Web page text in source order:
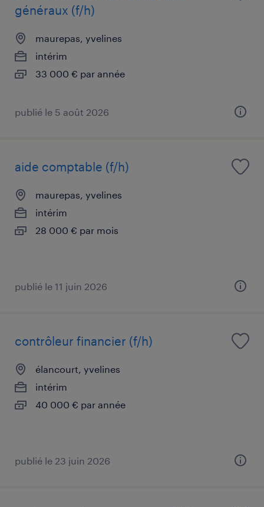
généraux (f/h)
maurepas, yvelines
intérim
33 000 € par année
publié le 5 août 2026
aide comptable (f/h)
maurepas, yvelines
intérim
28 000 € par mois
publié le 11 juin 2026
contrôleur financier (f/h)
élancourt, yvelines
intérim
40 000 € par année
publié le 23 juin 2026